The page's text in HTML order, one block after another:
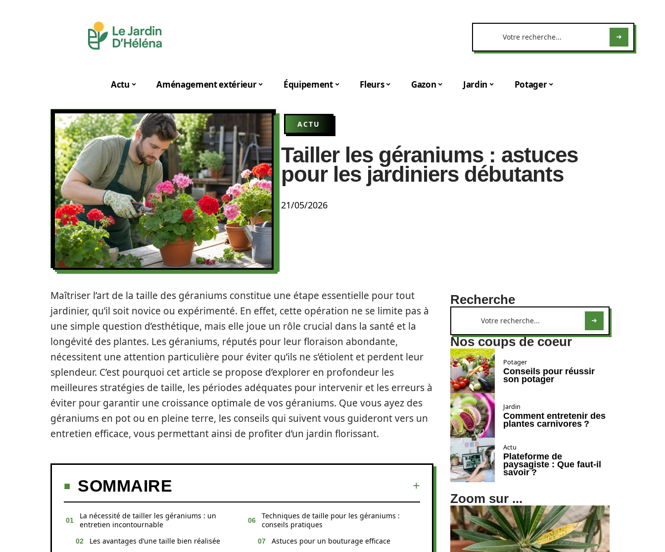
Actu Aménagement extérieur Équipement Fleurs Gazon Jardin Potager
ACTU
Tailler les géraniums : astuces
pour les jardiniers débutants
21/05/2026
Maîtriser l’art de la taille des géraniums constitue une étape essentielle pour tout
jardinier, qu’il soit novice ou expérimenté. En effet, cette opération ne se limite pas à
une simple question d’esthétique, mais elle joue un rôle crucial dans la santé et la
longévité des plantes. Les géraniums, réputés pour leur floraison abondante,
nécessitent une attention particulière pour éviter qu’ils ne s’étiolent et perdent leur
splendeur. C’est pourquoi cet article se propose d’explorer en profondeur les
meilleures stratégies de taille, les périodes adéquates pour intervenir et les erreurs à
éviter pour garantir une croissance optimale de vos géraniums. Que vous ayez des
géraniums en pot ou en pleine terre, les conseils qui suivent vous guideront vers un
entretien efficace, vous permettant ainsi de profiter d’un jardin florissant.
SOMMAIRE
La nécessité de tailler les géraniums : un
entretien incontournable
Les avantages d’une taille bien réalisée
Techniques de taille pour les géraniums :
conseils pratiques
Astuces pour un bouturage efficace
Recherche
Nos coups de coeur
Potager
Conseils pour réussir
son potager
Jardin
Comment entretenir des
plantes carnivores ?
Actu
Plateforme de
paysagiste : Que faut-il
savoir ?
Zoom sur ...